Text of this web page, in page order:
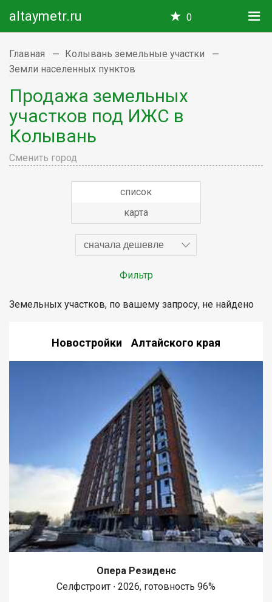
altaymetr.ru 0
Главная
Колывань земельные участки
Земли населенных пунктов
Продажа земельных
участков под ИЖС в
Колывань
Сменить город
список
карта
сначала дешевле
Фильтр
Земельных участков, по вашему запросу, не найдено
Новостройки Алтайского края
Опера Резиденс
Селфстроит ∙ 2026, готовность 96%